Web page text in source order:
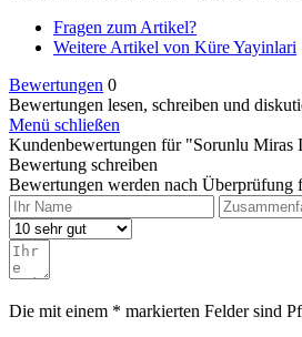
Fragen zum Artikel?
Weitere Artikel von Küre Yayinlari
Bewertungen 0
Bewertungen lesen, schreiben und
Menü schließen
Kundenbewertungen für "Sorunlu Miras
Bewertung schreiben
Bewertungen werden nach Überprüfung
Die mit einem * markierten Felder sind